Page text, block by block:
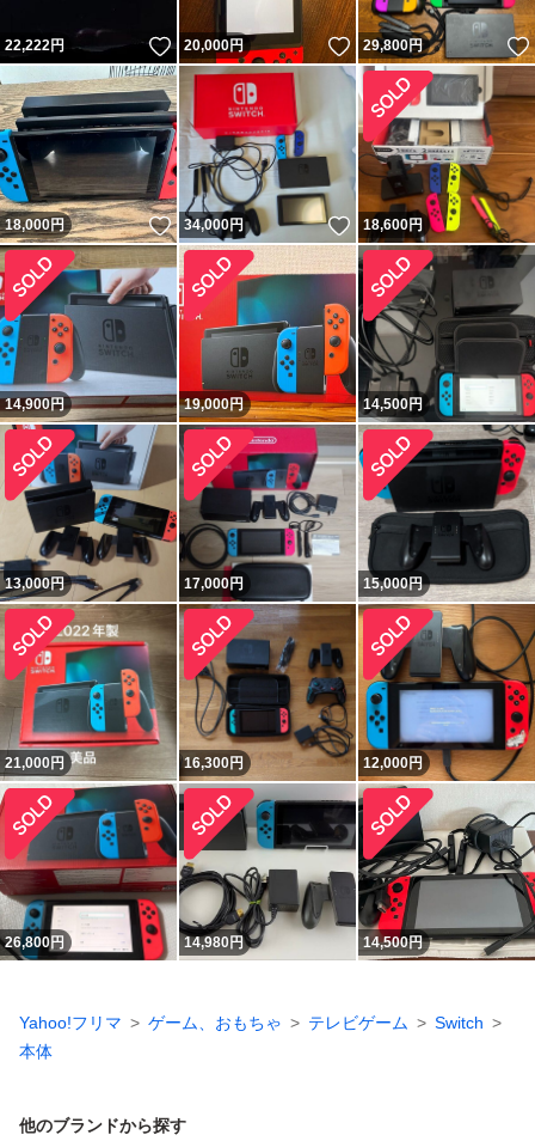
22,222円 いいね！
20,000円 いいね！
29,800円
18,000円 いいね！
34,000円 いいね！
18,600円
14,900円 19,000円 14,500円
13,000円 17,000円 15,000円
21,000円 16,300円 12,000円
26,800円 14,980円 14,500円
Yahoo!フリマ ゲーム、おもちゃ テレビゲーム
Switch
本体
他のブランドから探す